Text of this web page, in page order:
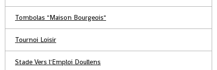
Tombolas "Maison Bourgeois"
Tournoi Loisir
Stade Vers l'Emploi Doullens